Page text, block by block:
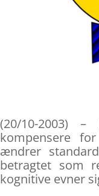
(20/10-2003)
kompensere
ændrer
betragtet som
kognitive evner